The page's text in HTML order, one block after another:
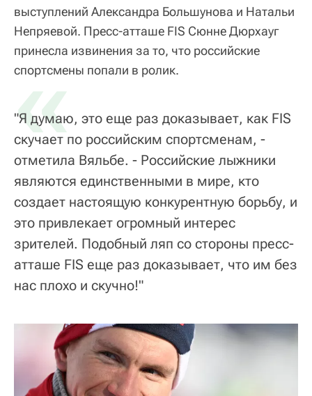
выступлений Александра Большунова и Натальи
Непряевой. Пресс-атташе FIS Сюнне Дюрхауг
принесла извинения за то, что российские
спортсмены попали в ролик.
«
"Я думаю, это еще раз доказывает, как FIS
скучает по российским спортсменам, -
отметила Вяльбе. - Российские лыжники
являются единственными в мире, кто
создает настоящую конкурентную борьбу, и
это привлекает огромный интерес
зрителей. Подобный ляп со стороны пресс-
атташе FIS еще раз доказывает, что им без
нас плохо и скучно!"